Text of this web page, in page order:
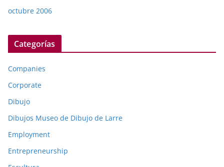
octubre 2006
Categorías
Companies
Corporate
Dibujo
Dibujos Museo de Dibujo de Larre
Employment
Entrepreneurship